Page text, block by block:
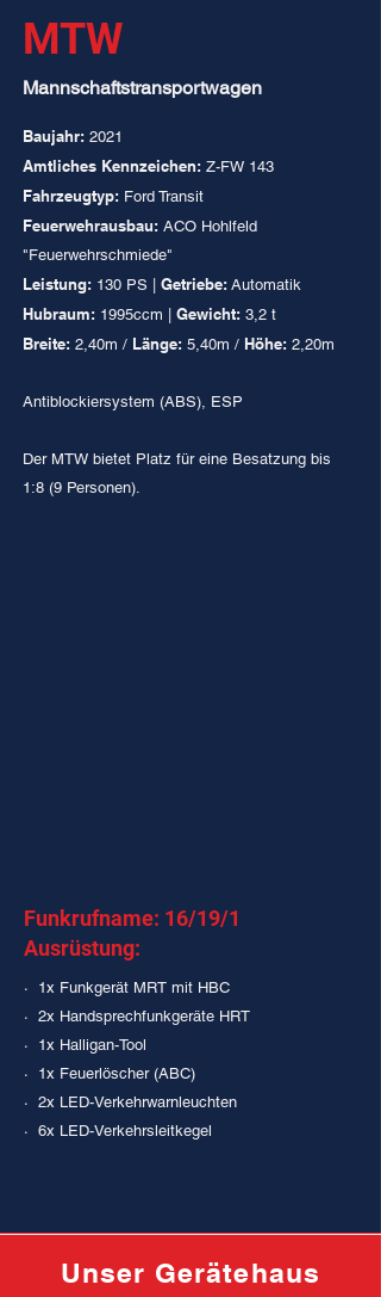
MTW
Mannschaftstransportwagen
Baujahr: 2021
Amtliches Kennzeichen: Z-FW 143
Fahrzeugtyp: Ford Transit
Feuerwehrausbau: ACO Hohlfeld
"Feuerwehrschmiede"
Leistung: 130 PS | Getriebe: Automatik
Hubraum: 1995ccm | Gewicht: 3,2 t
Breite: 2,40m / Länge: 5,40m / Höhe: 2,20m
Antiblockiersystem (ABS), ESP
Der MTW bietet Platz für eine Besatzung bis
1:8 (9 Personen).
Funkrufname: 16/19/1
Ausrüstung:
· 1x Funkgerät MRT mit HBC
· 2x Handsprechfunkgeräte HRT
· 1x Halligan-Tool
· 1x Feuerlöscher (ABC)
· 2x LED-Verkehrwarnleuchten
· 6x LED-Verkehrsleitkegel
Unser Gerätehaus